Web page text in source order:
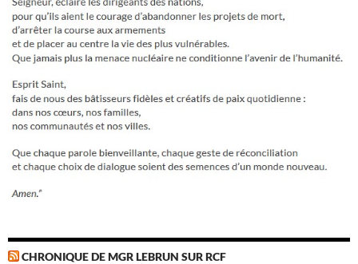
CHRONIQUE DE MGR LEBRUN SUR RCF